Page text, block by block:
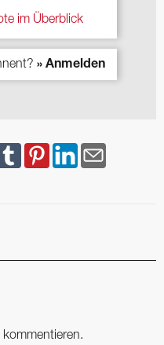
im Überblick
» Anmelden
kommentieren.